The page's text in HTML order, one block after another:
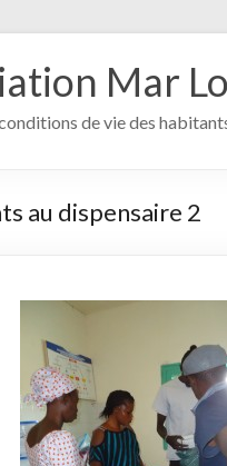
Mar
de vie des
au dispensaire 2